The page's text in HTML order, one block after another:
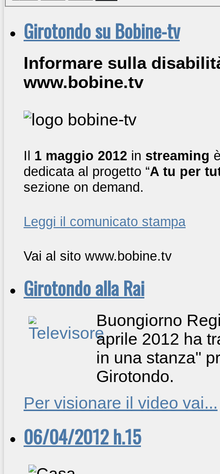
Girotondo su Bobine-tv
Informare sulla
www.bobine.tv
Il 1 maggio 2012 in streaming
dedicata al progetto “A tu per
sezione on demand.
Leggi il comunicato stampa
Vai al sito www.bobine.tv
Girotondo alla Rai
Buongiorno
aprile 2012 ha
in una stanza"
Girotondo.
Per visionare il video vai...
06/04/2012 h.15